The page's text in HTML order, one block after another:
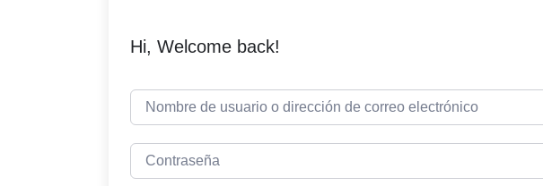
Hi, Welcome back!